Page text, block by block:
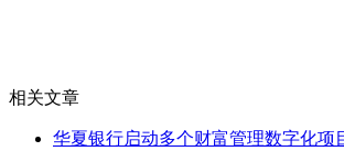
相关文章
华夏银行启动多个财富管理数字化